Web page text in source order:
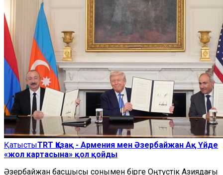
ҚатыстыTRT Қазақ - Армения мен Әзербайжан Ақ Үйде
«жол картасына» қол қойды
Әзербайжан басшысы сонымен бірге Оңтүстік Азиядағы